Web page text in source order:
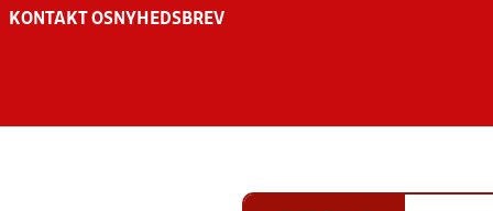
KONTAKT OS NYHEDSBREV